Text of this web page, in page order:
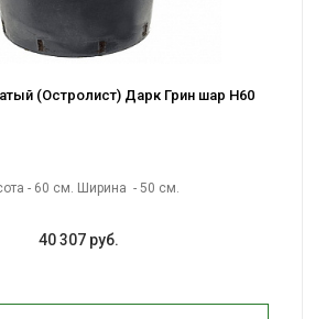
(Остролист) Дарк Грин шар H60
- 60 см. Ширина - 50 см.
40 307 руб.